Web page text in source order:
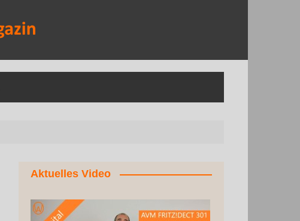
Aktuelles Video